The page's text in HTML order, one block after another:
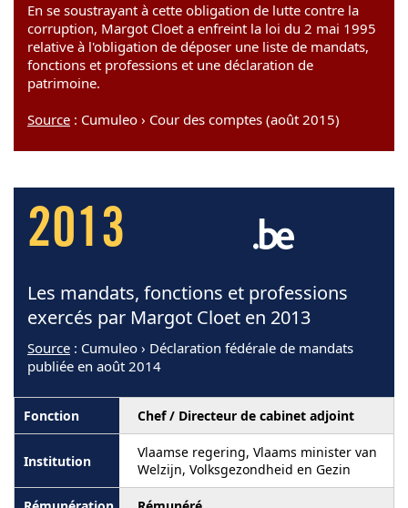
En se soustrayant à cette obligation de lutte contre la
corruption, Margot Cloet a enfreint la loi du 2 mai 1995
relative à l'obligation de déposer une liste de mandats,
fonctions et professions et une déclaration de
patrimoine.
Source : Cumuleo › Cour des comptes (août 2015)
2013
Les mandats, fonctions et professions
exercés par Margot Cloet en 2013
Source : Cumuleo › Déclaration fédérale de mandats
publiée en août 2014
Chef / Directeur de cabinet adjoint
Vlaamse regering, Vlaams minister van
Welzijn, Volksgezondheid en Gezin